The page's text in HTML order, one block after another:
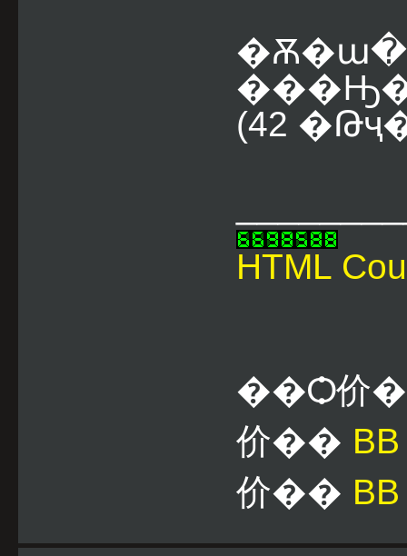
�Ѫ�ա�
���Ԣ�
(42
HTML
��Ѻ价
价��
价��